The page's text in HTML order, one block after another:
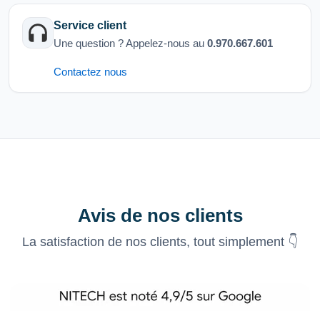
Service client
Une question ? Appelez-nous au 0.970.667.601
Contactez nous
Avis de nos clients
La satisfaction de nos clients, tout simplement 👇